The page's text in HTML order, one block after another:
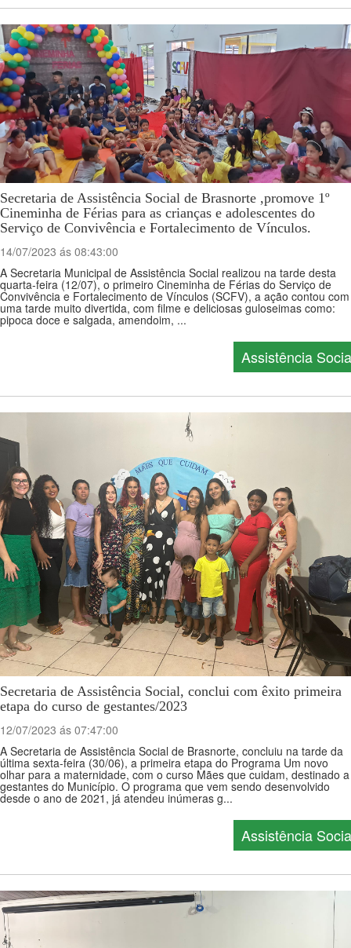
Secretaria de Assistência Social de Brasnorte ,promove 1º
Cineminha de Férias para as crianças e adolescentes do
Serviço de Convivência e Fortalecimento de Vínculos.
14/07/2023 ás 08:43:00
A Secretaria Municipal de Assistência Social realizou na tarde desta
quarta-feira (12/07), o primeiro Cineminha de Férias do Serviço de
Convivência e Fortalecimento de Vínculos (SCFV), a ação contou com
uma tarde muito divertida, com filme e deliciosas guloseimas como:
pipoca doce e salgada, amendoim, ...
Assistência
Secretaria de Assistência Social, conclui com êxito primeira
etapa do curso de gestantes/2023
12/07/2023 ás 07:47:00
A Secretaria de Assistência Social de Brasnorte, concluiu na tarde da
última sexta-feira (30/06), a primeira etapa do Programa Um novo
olhar para a maternidade, com o curso Mães que cuidam, destinado a
gestantes do Município. O programa que vem sendo desenvolvido
desde o ano de 2021, já atendeu inúmeras g...
Assistência